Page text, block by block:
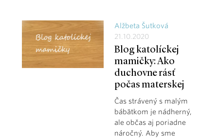
Alžbeta Šutková
21.10.2020
Blog katolíckej
mamičky: Ako
duchovne rásť
počas materskej
Čas strávený s malým
bábätkom je nádherný,
ale občas aj poriadne
náročný. Aby sme